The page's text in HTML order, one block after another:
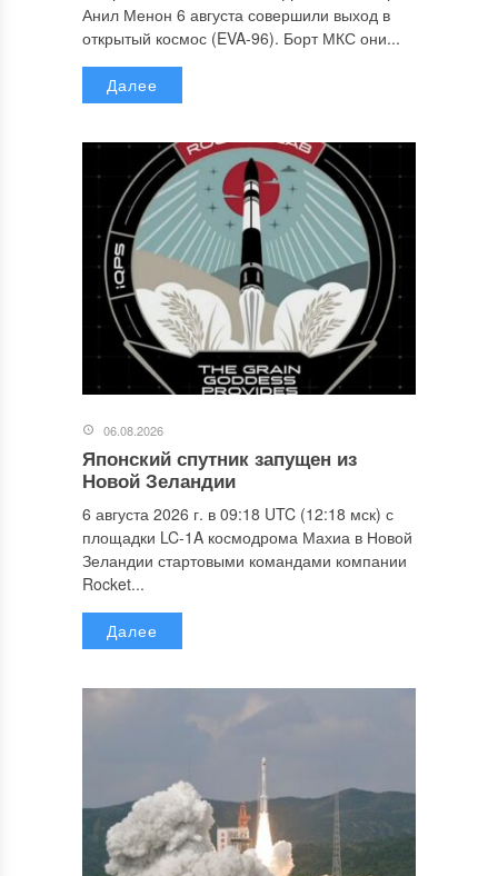
Анил Менон 6 августа совершили выход в
открытый космос (EVA-96). Борт МКС они...
Далее
06.08.2026
Японский спутник запущен из
Новой Зеландии
6 августа 2026 г. в 09:18 UTC (12:18 мск) с
площадки LC-1A космодрома Махиа в Новой
Зеландии стартовыми командами компании
Rocket...
Далее